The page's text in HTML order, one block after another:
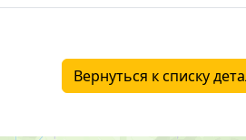
Вернуться к списку